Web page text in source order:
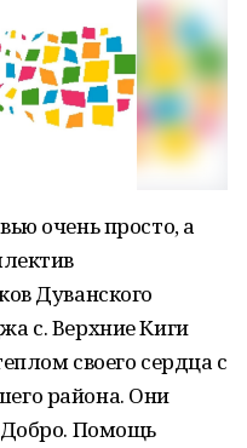
очень просто, а
Дуванского
с. Верхние Киги
своего сердца с
района. Они
Добро. Помощь